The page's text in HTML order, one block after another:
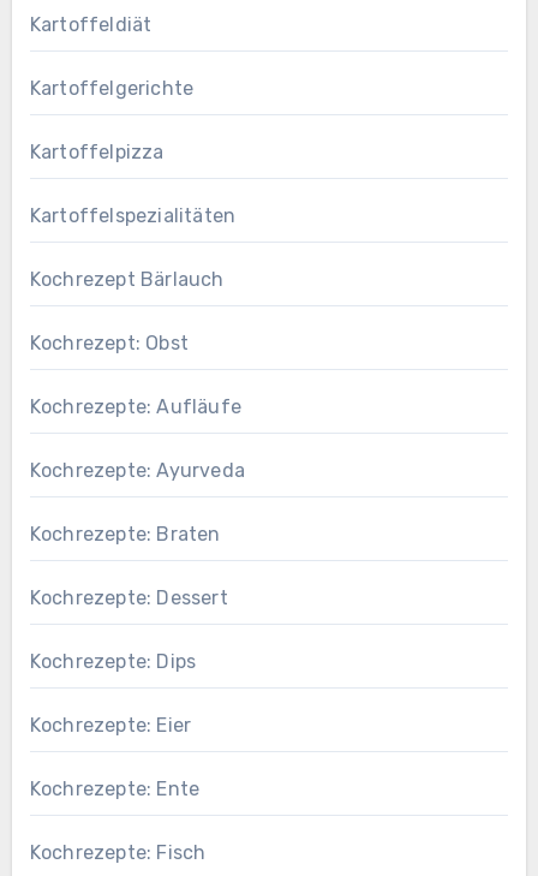
Kartoffeldiät
Kartoffelgerichte
Kartoffelpizza
Kartoffelspezialitäten
Kochrezept Bärlauch
Kochrezept: Obst
Kochrezepte: Aufläufe
Kochrezepte: Ayurveda
Kochrezepte: Braten
Kochrezepte: Dessert
Kochrezepte: Dips
Kochrezepte: Eier
Kochrezepte: Ente
Kochrezepte: Fisch